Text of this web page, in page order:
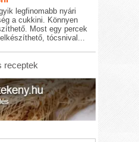
legfinomabb nyári
a cukkini. Könnyen
Most egy percek
tócsnival...
receptek